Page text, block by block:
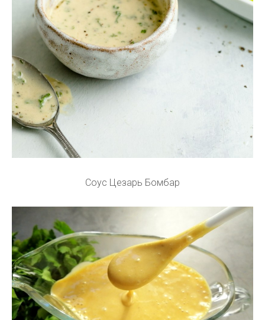
Соус Цезарь Бомбар